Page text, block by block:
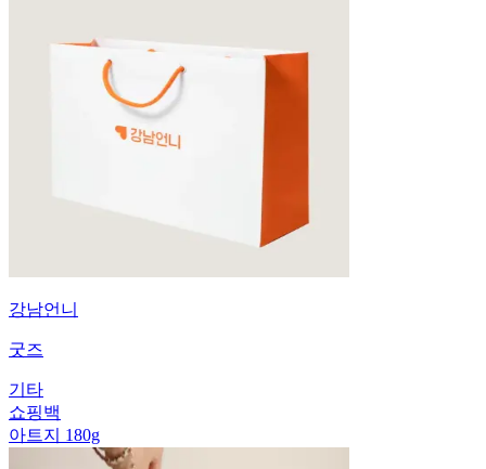
강남언니
굿즈
기타
쇼핑백
아트지 180g